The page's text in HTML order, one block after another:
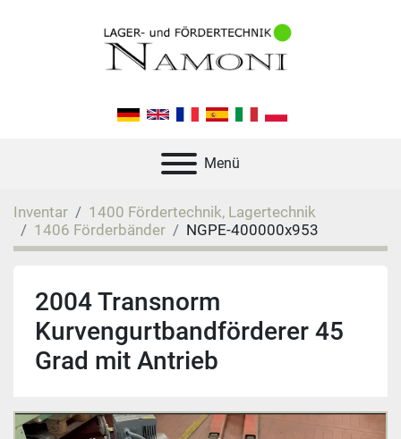
Menü
Inventar
1400 Fördertechnik, Lagertechnik
1406 Förderbänder
NGPE-400000x953
2004 Transnorm
Kurvengurtbandförderer 45
Grad mit Antrieb